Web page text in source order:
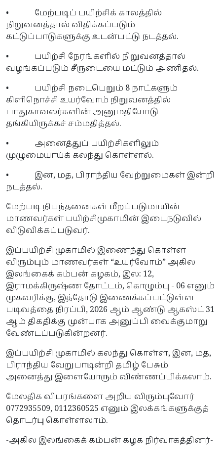
• மேற்படிப் பயிற்சிக் காலத்தில்
நிறுவனத்தால் விதிக்கப்படும்
கட்டுப்பாடுகளுக்கு உடன்பட்டு நடத்தல்.
• பயிற்சி நேரங்களில் நிறுவனத்தால்
வழங்கப்படும் சீருடையை மட்டும் அணிதல்.
• பயிற்சி நடைபெறும் 8 நாட்களும்
கிளிநொச்சி உயர்வோம் நிறுவனத்தில்
பாதுகாவலர்களின் அனுமதியோடு
தங்கியிருக்கச் சம்மதித்தல்.
• அனைத்துப் பயிற்சிகளிலும்
முழுமையாய்க் கலந்து கொள்ளல்.
• இன, மத, பிராந்திய வேற்றுமைகள் இன்றி
நடத்தல்.
மேற்படி நிபந்தனைகள் மீறப்படுமாயின்
மாணவர்கள் பயிற்சிமுகாமின் இடைநடுவில்
விடுவிக்கப்படுவர்.
இப்பயிற்சி முகாமில் இணைந்து கொள்ள
விரும்பும் மாணவர்கள் “உயர்வோம்” அகில
இலங்கைக் கம்பன் கழகம், இல: 12,
இராமக்கிருஷ்ண தோட்டம், கொழும்பு - 06 எனும்
முகவரிக்கு, இத்தோடு இணைக்கப்பட்டுள்ள
படிவத்தை நிரப்பி, 2026 ஆம் ஆண்டு ஆகஸ்ட் 31
ஆம் திகதிக்கு முன்பாக அனுப்பி வைக்குமாறு
வேண்டப்படுகின்றனர்.
இப்பயிற்சி முகாமில் கலந்து கொள்ள, இன, மத,
பிராந்திய வேறுபாடின்றி தமிழ் பேசும்
அனைத்து இளையோரும் விண்ணப்பிக்கலாம்.
மேலதிக விபரங்களை அறிய விரும்புவோர்
0772935509, 0112360525 எனும் இலக்கங்களுக்குத்
தொடர்பு கொள்ளலாம்.
-அகில இலங்கைக் கம்பன் கழக நிர்வாகத்தினர்-